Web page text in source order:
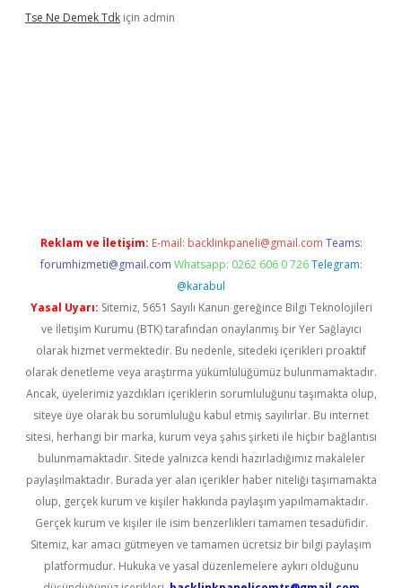
Tse Ne Demek Tdk için admin
Reklam ve İletişim: E-mail: backlinkpaneli@gmail.com Teams:
forumhizmeti@gmail.com Whatsapp: 0262 606 0 726 Telegram:
@karabul
Yasal Uyarı: Sitemiz, 5651 Sayılı Kanun gereğince Bilgi Teknolojileri
ve İletişim Kurumu (BTK) tarafından onaylanmış bir Yer Sağlayıcı
olarak hizmet vermektedir. Bu nedenle, sitedeki içerikleri proaktif
olarak denetleme veya araştırma yükümlülüğümüz bulunmamaktadır.
Ancak, üyelerimiz yazdıkları içeriklerin sorumluluğunu taşımakta olup,
siteye üye olarak bu sorumluluğu kabul etmiş sayılırlar. Bu internet
sitesi, herhangi bir marka, kurum veya şahıs şirketi ile hiçbir bağlantısı
bulunmamaktadır. Sitede yalnızca kendi hazırladığımız makaleler
paylaşılmaktadır. Burada yer alan içerikler haber niteliği taşımamakta
olup, gerçek kurum ve kişiler hakkında paylaşım yapılmamaktadır.
Gerçek kurum ve kişiler ile isim benzerlikleri tamamen tesadüfidir.
Sitemiz, kar amacı gütmeyen ve tamamen ücretsiz bir bilgi paylaşım
platformudur. Hukuka ve yasal düzenlemelere aykırı olduğunu